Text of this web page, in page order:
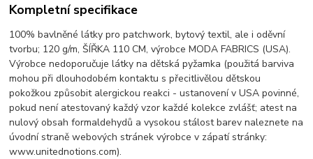
Kompletní specifikace
100% bavlněné látky pro patchwork, bytový textil, ale i oděvní
tvorbu; 120 g/m, ŠÍŘKA 110 CM, výrobce MODA FABRICS (USA).
Výrobce nedoporučuje látky na dětská pyžamka (použitá barviva
mohou při dlouhodobém kontaktu s přecitlivělou dětskou
pokožkou způsobit alergickou reakci - ustanovení v USA povinné,
pokud není atestovaný každý vzor každé kolekce zvlášť; atest na
nulový obsah formaldehydů a vysokou stálost barev naleznete na
úvodní straně webových stránek výrobce v zápatí stránky:
www.unitednotions.com).